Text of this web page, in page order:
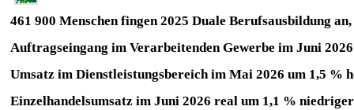
461 900 Menschen fingen 2025 Duale Berufsausbildung
Auftragseingang im Verarbeitenden Gewerbe im Juni
Umsatz im Dienstleistungsbereich im Mai 2026 um 1,5 %
Einzelhandelsumsatz im Juni 2026 real um 1,1 %